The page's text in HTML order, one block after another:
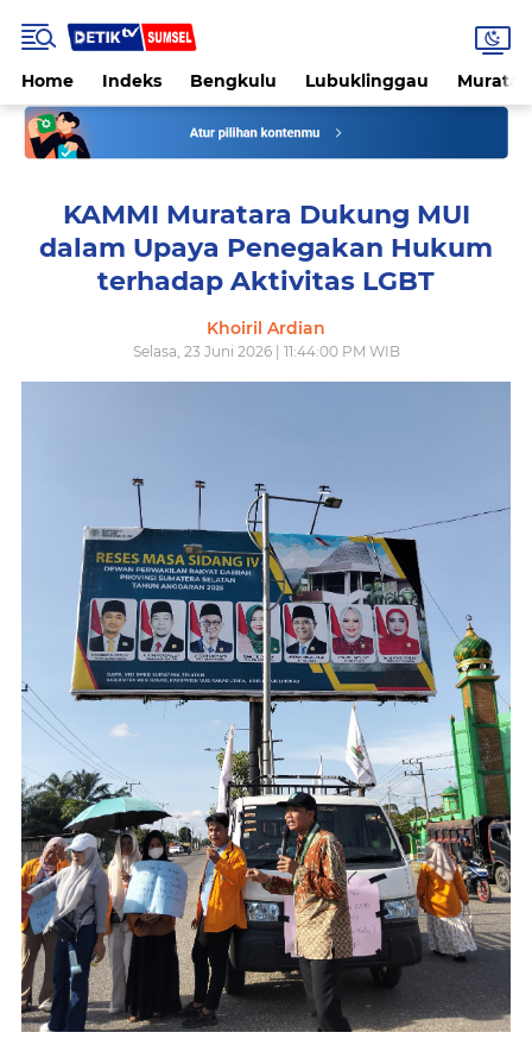
Home Indeks Bengkulu Lubuklinggau
KAMMI Muratara Dukung MUI
dalam Upaya Penegakan Hukum
terhadap Aktivitas LGBT
Khoiril Ardian
Selasa, 23 Juni 2026 | 11:44:00 PM WIB